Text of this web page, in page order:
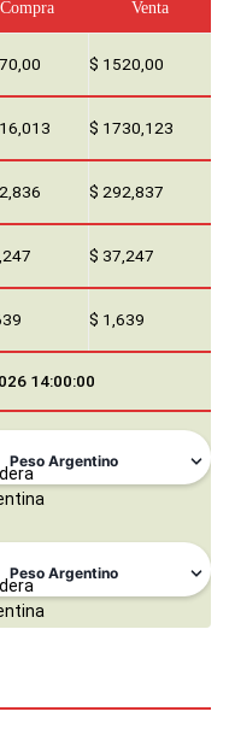
Compra Venta
$ 1520,00
$ 1730,123
$ 292,837
$ 37,247
$ 1,639
14:00:00